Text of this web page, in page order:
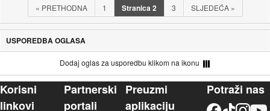
« PRETHODNA 1 Stranica2 3 SLJEDEĆA »
USPOREDBA OGLASA
Dodaj oglas za usporedbu klikom na ikonu
Korisni
linkovi
Partnerski
portali
Preuzmi
aplikaciju
Potraži nas